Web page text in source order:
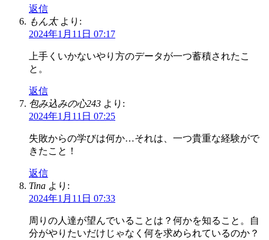
返信
もん太 より:
2024年1月11日 07:17
上手くいかないやり方のデータが一つ蓄積されたこ
と。
返信
包み込みの心243 より:
2024年1月11日 07:25
失敗からの学びは何か…それは、一つ貴重な経験がで
きたこと！
返信
Tina より:
2024年1月11日 07:33
周りの人達が望んでいることは？何かを知ること。自
分がやりたいだけじゃなく何を求められているのか？